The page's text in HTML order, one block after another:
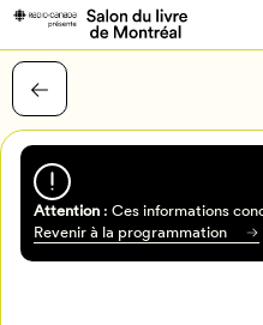
Attention: Ces informations
Revenir à la programmation